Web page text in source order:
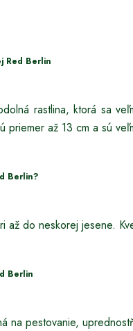
Red Berlin
rastlina, ktorá sa
priemer až 13 cm a sú
Berlin?
až do neskorej jesene.
Berlin
na pestovanie,